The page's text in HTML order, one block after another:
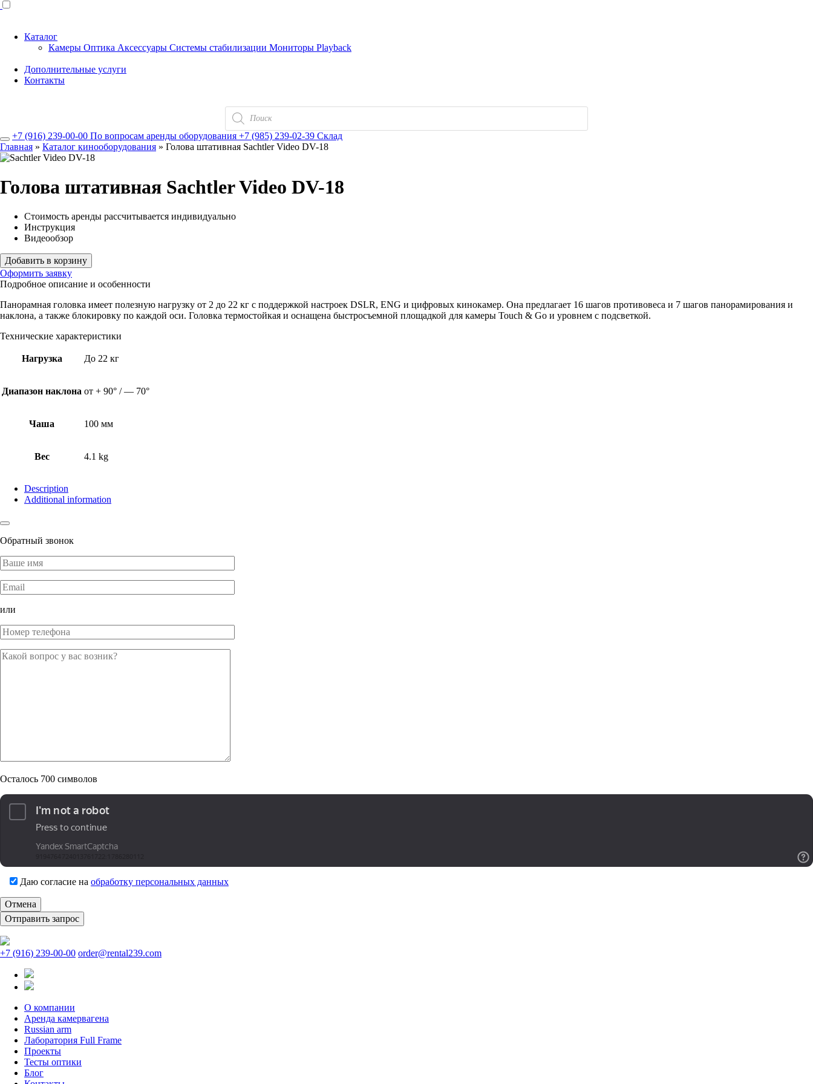
Каталог
Камеры Оптика Аксессуары Системы стабилизации Мониторы Playback
Дополнительные услуги
Контакты
Поиск
товаров
+7 (916) 239-00-00 По вопросам аренды оборудования +7 (985) 239-02-39 Склад
Главная » Каталог кинооборудования » Голова штативная Sachtler Video DV-18
Голова штативная Sachtler Video DV-18
Стоимость аренды рассчитывается индивидуально
Инструкция
Видеообзор
Добавить в корзину
Оформить заявку
Подробное описание и особенности
Панорамная головка имеет полезную нагрузку от 2 до 22 кг с поддержкой настроек DSLR, ENG и цифровых кинокамер. Она предлагает 16 шагов противовеса и 7 шагов панорамирования и
наклона, а также блокировку по каждой оси. Головка термостойкая и оснащена быстросъемной площадкой для камеры Touch & Go и уровнем с подсветкой.
Технические характеристики
Нагрузка До 22 кг
Диапазон наклона от + 90° / — 70°
Чаша 100 мм
Вес 4.1 kg
Description
Additional information
Обратный звонок
или
Осталось 700 символов
Даю согласие на обработку персональных данных
Отмена
+7 (916) 239-00-00 order@rental239.com
О компании
Аренда камервагена
Russian arm
Лаборатория Full Frame
Проекты
Тесты оптики
Блог